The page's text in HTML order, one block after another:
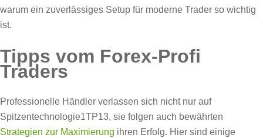
warum ein zuverlässiges Setup für moderne Trader so wichtig
ist.
Tipps vom Forex-Profi
Traders
Professionelle Händler verlassen sich nicht nur auf
Spitzentechnologie1TP13, sie folgen auch bewährten
Strategien zur Maximierung ihren Erfolg. Hier sind einige